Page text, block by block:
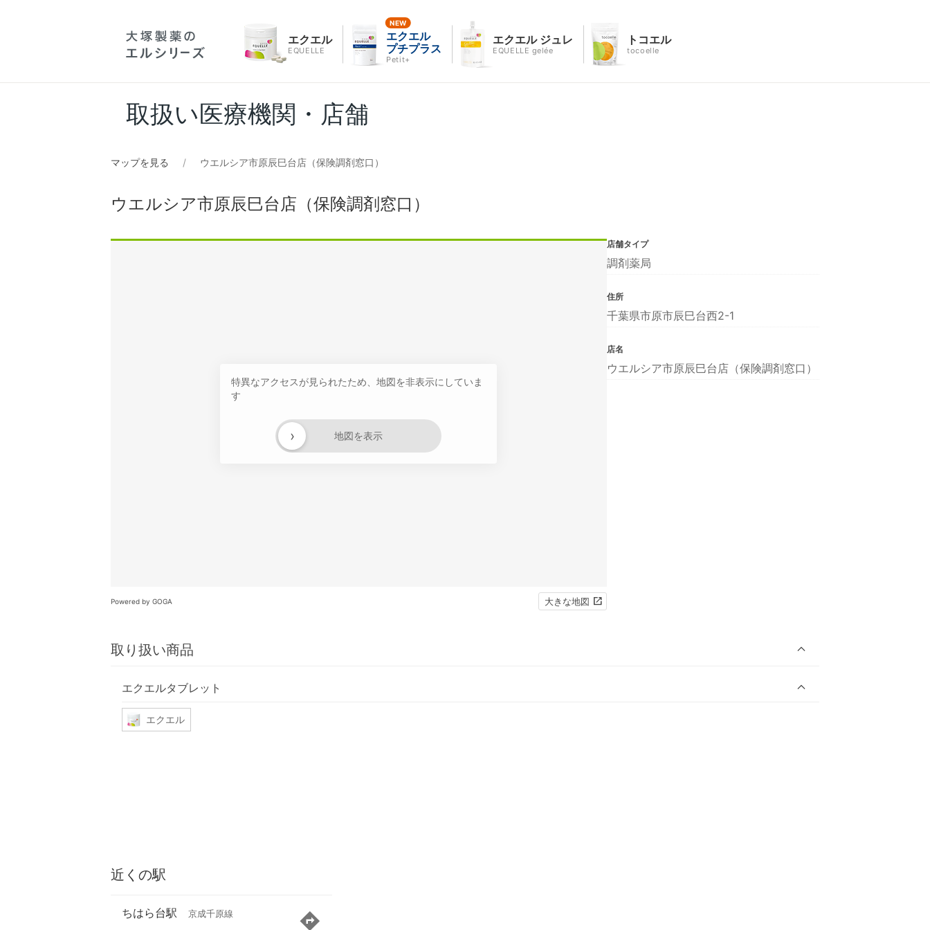
エクエル
EQUELLE
エクエル
プチプラス
Petit+
エクエル ジュレ
EQUELLE gelée
トコエル
tocoelle
取扱い医療機関・店舗
マップを見る ウエルシア市原辰巳台店（保険調剤窓口）
ウエルシア市原辰巳台店（保険調剤窓口）
特異なアクセスが見られたため、地図を非表示にしていま
す
地図を表示
›
Powered by GOGA 大きな地図
取り扱い商品
エクエルタブレット
エクエル
店舗タイプ
調剤薬局
住所
千葉県市原市辰巳台西2-1
店名
ウエルシア市原辰巳台店（保険調剤窓口）
近くの駅
ちはら台駅 京成千原線